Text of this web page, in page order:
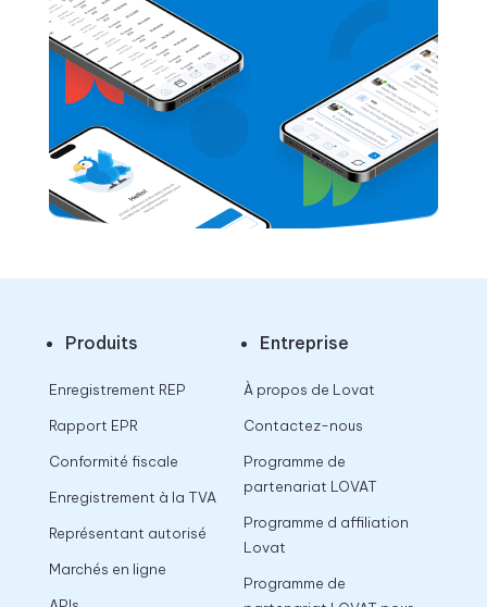
Produits
Enregistrement REP
Rapport EPR
Conformité fiscale
Enregistrement à la TVA
Représentant autorisé
Marchés en ligne
Entreprise
À propos de Lovat
Contactez-nous
Programme de
partenariat LOVAT
Programme d affiliation
Lovat
Programme de